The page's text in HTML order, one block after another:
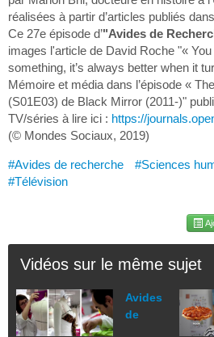
réalisées à partir d’articles publiés
Ce 27e épisode d’"Avides de
images l'article de David Roche "«
something, it’s always better when it
Mémoire et média dans l’épisode «
(S01E03) de Black Mirror (2011-)"
TV/séries à lire ici : https://
(© Mondes Sociaux, 2019)
#Avides de recherche
#Sciences
#Télévision
Vidéos sur le même sujet
Avides
de